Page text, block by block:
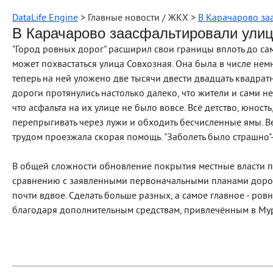
DataLife Engine > Главные новости / ЖКХ > В Карачарово
В Карачарово заасфальтировали
"Город ровных дорог" расширил свои границы вплоть до
может похвастаться улица Совхозная. Она была в числе
теперь на ней уложено две тысячи двести двадцать
дороги протянулись настолько далеко, что жители и сами
что асфальта на их улице не было вовсе. Всё детство,
перепрыгивать через лужи и обходить бесчисленные ямы.
трудом проезжала скорая помощь. "Заболеть было
В общей сложности обновление покрытия местные власти
сравнению с заявленными первоначальными планами
почти вдвое. Сделать больше разных, а самое главное -
благодаря дополнительным средствам, привлечённым в